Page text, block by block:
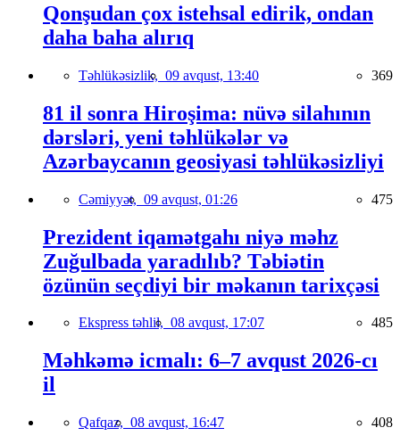
Qonşudan çox istehsal edirik, ondan
daha baha alırıq
Təhlükəsizlik, 09 avqust, 13:40 369
81 il sonra Hiroşima: nüvə silahının
dərsləri, yeni təhlükələr və
Azərbaycanın geosiyasi təhlükəsizliyi
Cəmiyyət, 09 avqust, 01:26 475
Prezident iqamətgahı niyə məhz
Zuğulbada yaradılıb? Təbiətin
özünün seçdiyi bir məkanın tarixçəsi
Ekspress təhlil, 08 avqust, 17:07 485
Məhkəmə icmalı: 6–7 avqust 2026-cı
il
Qafqaz, 08 avqust, 16:47 408